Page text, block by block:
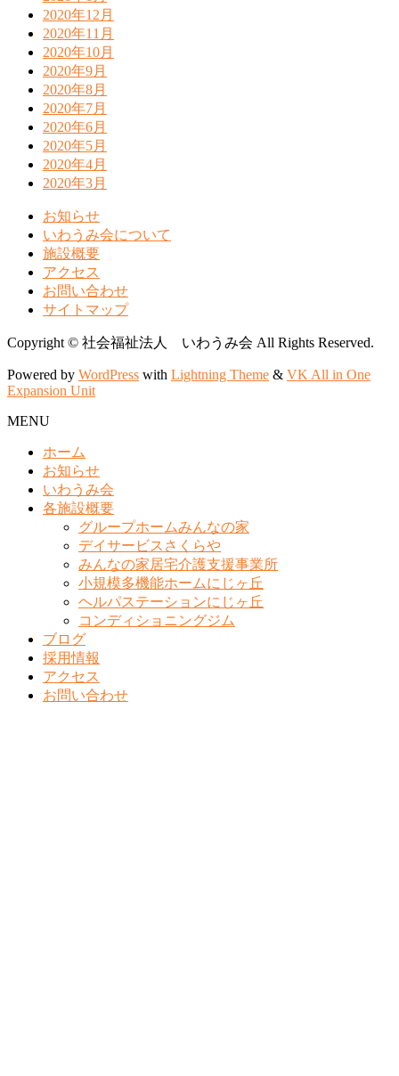
2020年12月
2020年11月
2020年10月
2020年9月
2020年8月
2020年7月
2020年6月
2020年5月
2020年4月
2020年3月
お知らせ
いわうみ会について
施設概要
アクセス
お問い合わせ
サイトマップ
Copyright © 社会福祉法人 いわうみ会 All Rights Reserved.
Powered by WordPress with Lightning Theme & VK All in One
Expansion Unit
MENU
ホーム
お知らせ
いわうみ会
各施設概要
グループホームみんなの家
デイサービスさくらや
みんなの家居宅介護支援事業所
小規模多機能ホームにじヶ丘
ヘルパステーションにじヶ丘
コンディショニングジム
ブログ
採用情報
アクセス
お問い合わせ